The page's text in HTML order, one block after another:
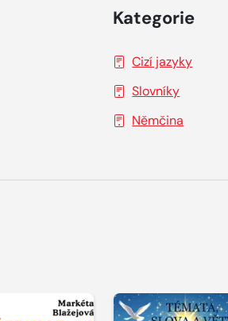
Kategorie
Cizí jazyky
Slovníky
Němčina